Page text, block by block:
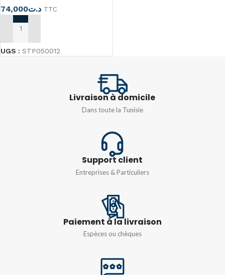
د.ت74,000 TTC
AJOUTER AU PANIER
UGS : STP050012
Livraison à domicile
Dans toute la Tunisie
Support client
Entreprises & Particuliers
Paiement à la livraison
Espèces ou chèques